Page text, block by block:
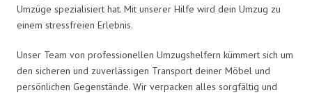
Umzüge spezialisiert hat. Mit unserer Hilfe wird dein Umzug zu
einem stressfreien Erlebnis.
Unser Team von professionellen Umzugshelfern kümmert sich um
den sicheren und zuverlässigen Transport deiner Möbel und
persönlichen Gegenstände. Wir verpacken alles sorgfältig und